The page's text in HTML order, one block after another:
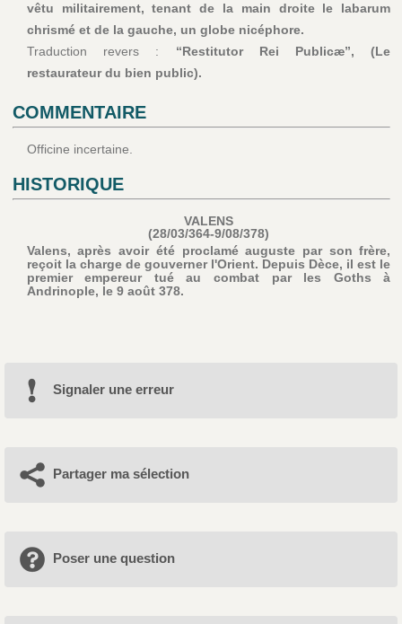
vêtu militairement, tenant de la main droite le labarum
chrismé et de la gauche, un globe nicéphore.
Traduction revers : “Restitutor Rei Publicæ”, (Le
restaurateur du bien public).
COMMENTAIRE
Officine incertaine.
HISTORIQUE
VALENS
(28/03/364-9/08/378)
Valens, après avoir été proclamé auguste par son frère,
reçoit la charge de gouverner l'Orient. Depuis Dèce, il est le
premier empereur tué au combat par les Goths à
Andrinople, le 9 août 378.
Signaler une erreur
Partager ma sélection
Poser une question